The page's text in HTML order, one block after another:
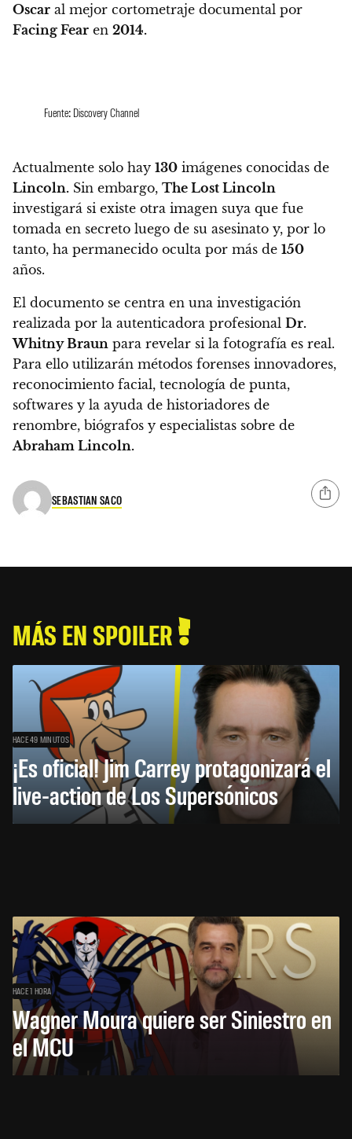
Oscar al mejor cortometraje documental por
Facing Fear en 2014.
Fuente: Discovery Channel
Actualmente solo hay 130 imágenes conocidas de
Lincoln. Sin embargo, The Lost Lincoln
investigará si existe otra imagen suya que fue
tomada en secreto luego de su asesinato y, por lo
tanto, ha permanecido oculta por más de 150
años.
El documento se centra en una investigación
realizada por la autenticadora profesional Dr.
Whitny Braun para revelar si la fotografía es real.
Para ello utilizarán métodos forenses innovadores,
reconocimiento facial, tecnología de punta,
softwares y la ayuda de historiadores de
renombre, biógrafos y especialistas sobre de
Abraham Lincoln.
SEBASTIAN SACO
MÁS EN SPOILER
HACE 49 MINUTOS
¡Es oficial! Jim Carrey protagonizará el
live-action de Los Supersónicos
HACE 1 HORA
Wagner Moura quiere ser Siniestro en
el MCU